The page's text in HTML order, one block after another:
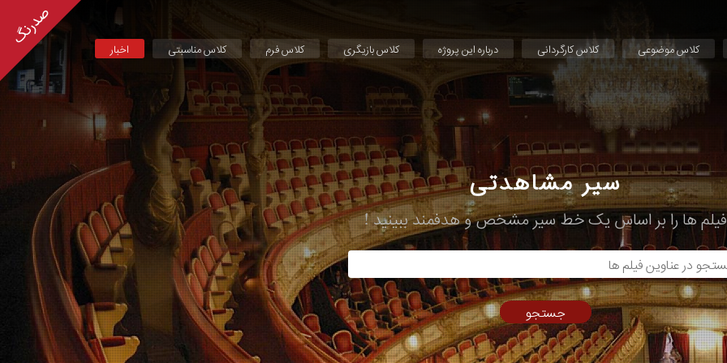
کلاس موضوعی کلاس کارگردانی درباره این پروژه کلاس بازیگری کلاس فرم کلاس مناسبتی اخبار
سیر مشاهدتی
فیلم ها را بر اساس یک خط سیر مشخص و هدفمند ببینید !
جستجو